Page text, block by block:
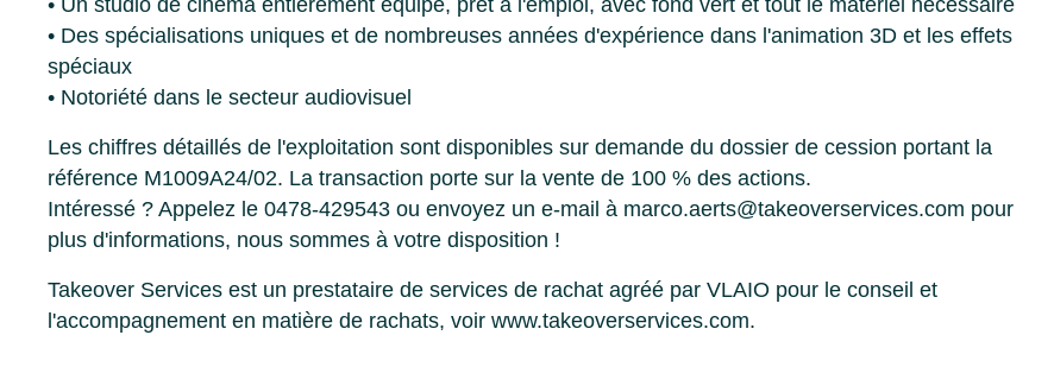
• Un studio de cinéma entièrement équipé, prêt à l'emploi, avec fond vert et tout le matériel nécessaire
• Des spécialisations uniques et de nombreuses années d'expérience dans l'animation 3D et les effets
spéciaux
• Notoriété dans le secteur audiovisuel
Les chiffres détaillés de l'exploitation sont disponibles sur demande du dossier de cession portant la
référence M1009A24/02. La transaction porte sur la vente de 100 % des actions.
Intéressé ? Appelez le 0478-429543 ou envoyez un e-mail à marco.aerts@takeoverservices.com pour
plus d'informations, nous sommes à votre disposition !
Takeover Services est un prestataire de services de rachat agréé par VLAIO pour le conseil et
l'accompagnement en matière de rachats, voir www.takeoverservices.com.